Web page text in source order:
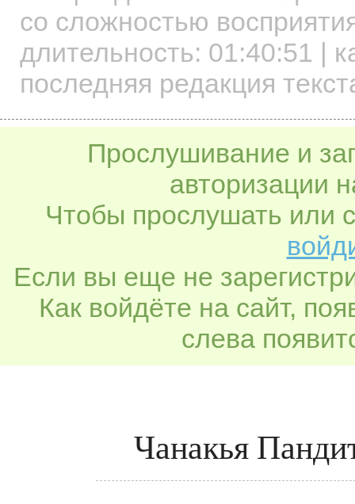
со сложностью
длительность: 01:40:51 |
последняя редакция
Прослушивание и
авторизации
Чтобы прослушать или
Если вы еще не
Как войдёте на сайт,
слева
Чанакья